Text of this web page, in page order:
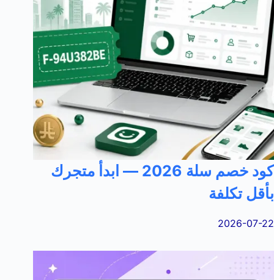
كود خصم سلة 2026 — ابدأ متجرك
بأقل تكلفة
2026-07-22